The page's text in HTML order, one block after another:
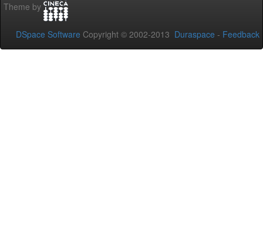
Theme by
DSpace Software Copyright © 2002-2013 Duraspace - Feedback